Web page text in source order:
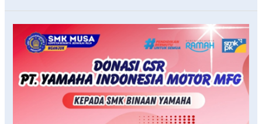
“Kolaborasi
Nyata
Pendidikan
Lebih